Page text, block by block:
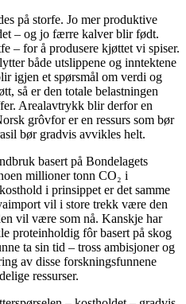
på storfe. Jo mer produktive
– og jo færre kalver blir født.
– for å produsere kjøttet vi spiser.
både utslippene og inntektene
igjen et spørsmål om verdi og
så er den totale belastningen
Arealavtrykk blir derfor en
grôvfor er en ressurs som bør
bør gradvis avvikles helt.
basert på Bondelagets
millioner tonn CO₂ i
i prinsippet er det samme
vil i store trekk være den
vil være som nå. Kanskje har
proteinholdig fôr basert på skog
ta sin tid – tross ambisjoner og
av disse forskningsfunnene
ressurser.